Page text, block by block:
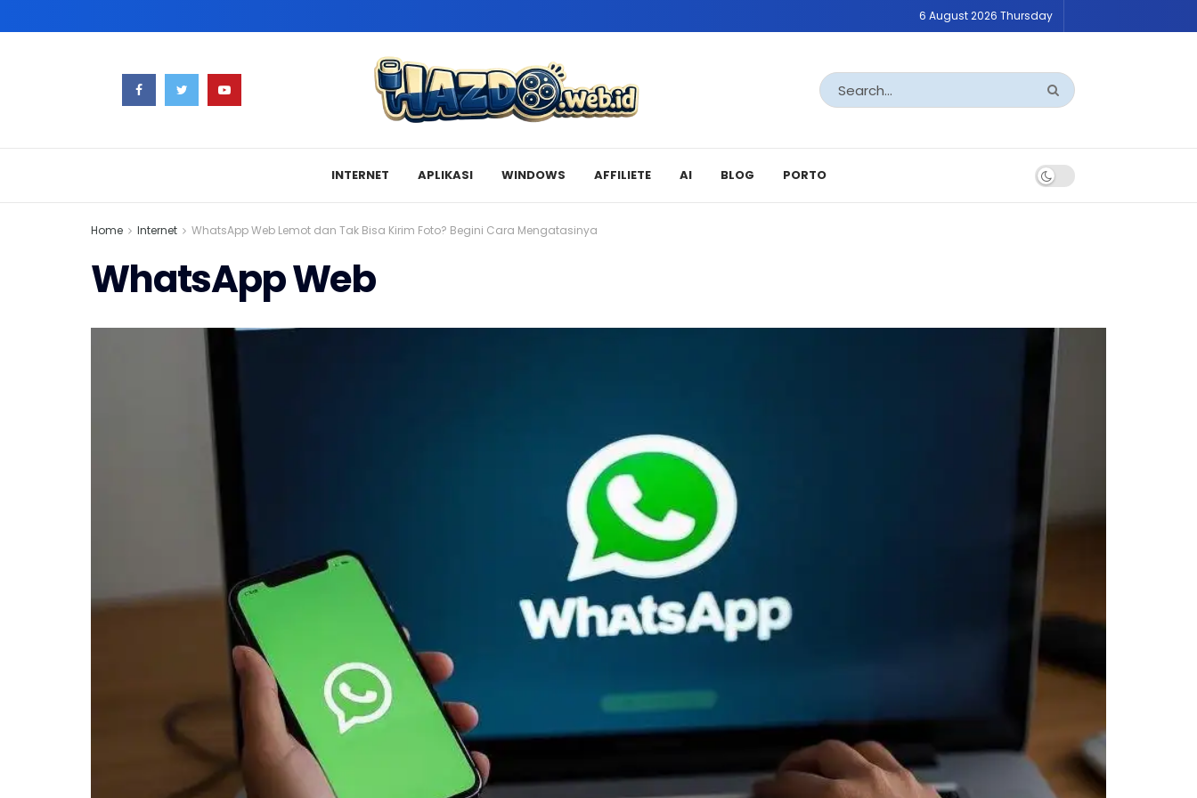
6 August 2026 Thursday
INTERNET APLIKASI WINDOWS AFFILIETE AI BLOG PORTO
Home Internet WhatsApp Web Lemot dan Tak Bisa Kirim Foto? Begini Cara Mengatasinya
WhatsApp Web